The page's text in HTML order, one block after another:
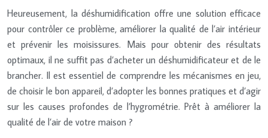
Heureusement, la déshumidification offre une solution efficace
pour contrôler ce problème, améliorer la qualité de l’air intérieur
et prévenir les moisissures. Mais pour obtenir des résultats
optimaux, il ne suffit pas d’acheter un déshumidificateur et de le
brancher. Il est essentiel de comprendre les mécanismes en jeu,
de choisir le bon appareil, d’adopter les bonnes pratiques et d’agir
sur les causes profondes de l’hygrométrie. Prêt à améliorer la
qualité de l’air de votre maison ?